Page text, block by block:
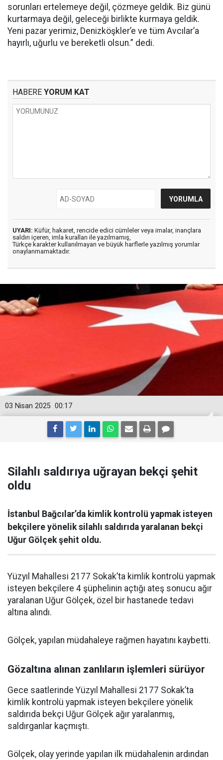
sorunları ertelemeye değil, çözmeye geldik. Biz günü
kurtarmaya değil, geleceği birlikte kurmaya geldik.
Yeni pazar yerimiz, Denizköşkler’e ve tüm Avcılar’a
hayırlı, uğurlu ve bereketli olsun.” dedi.
HABERE YORUM KAT
UYARI: Küfür, hakaret, rencide edici cümleler veya imalar, inançlara
saldırı içeren, imla kuralları ile yazılmamış,
Türkçe karakter kullanılmayan ve büyük harflerle yazılmış yorumlar
onaylanmamaktadır.
00:17
03 Nisan 2025
Silahlı saldırıya uğrayan bekçi şehit
oldu
İstanbul Bağcılar’da kimlik kontrolü yapmak isteyen
bekçilere yönelik silahlı saldırıda yaralanan bekçi
Uğur Gölçek şehit oldu.
Yüzyıl Mahallesi 2177 Sokak’ta kimlik kontrolü yapmak
isteyen bekçilere 4 şüphelinin açtığı ateş sonucu ağır
yaralanan Uğur Gölçek, özel bir hastanede tedavi
altına alındı.
Gölçek, yapılan müdahaleye rağmen hayatını kaybetti.
Gözaltına alınan zanlıların işlemleri sürüyor
Gece saatlerinde Yüzyıl Mahallesi 2177 Sokak’ta
kimlik kontrolü yapmak isteyen bekçilere yönelik
saldırıda bekçi Uğur Gölçek ağır yaralanmış,
saldırganlar kaçmıştı.
Gölçek, olay yerinde yapılan ilk müdahalenin ardından